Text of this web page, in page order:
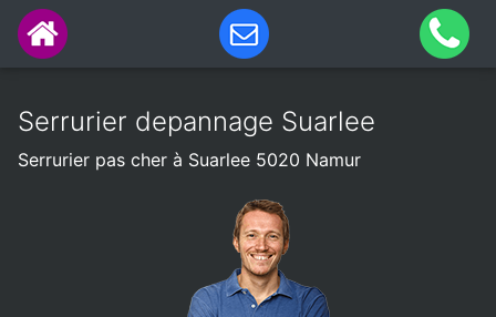
Serrurier depannage Suarlee
Serrurier pas cher à Suarlee 5020 Namur